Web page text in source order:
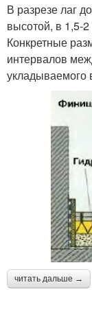
В разрезе лаг
высотой, в 1,5-
Конкретные
интервалов
укладываемого
читать дальше →